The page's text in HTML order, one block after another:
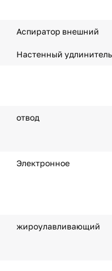
Аспиратор внешний
Настенный
отвод
Электронное
жироулавливающий